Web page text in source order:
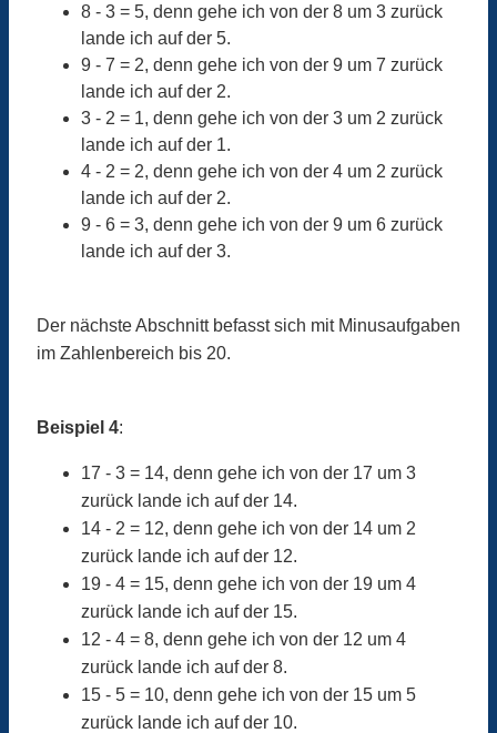
8 - 3 = 5, denn gehe ich von der 8 um 3 zurück
lande ich auf der 5.
9 - 7 = 2, denn gehe ich von der 9 um 7 zurück
lande ich auf der 2.
3 - 2 = 1, denn gehe ich von der 3 um 2 zurück
lande ich auf der 1.
4 - 2 = 2, denn gehe ich von der 4 um 2 zurück
lande ich auf der 2.
9 - 6 = 3, denn gehe ich von der 9 um 6 zurück
lande ich auf der 3.
Der nächste Abschnitt befasst sich mit Minusaufgaben
im Zahlenbereich bis 20.
Beispiel 4:
17 - 3 = 14, denn gehe ich von der 17 um 3
zurück lande ich auf der 14.
14 - 2 = 12, denn gehe ich von der 14 um 2
zurück lande ich auf der 12.
19 - 4 = 15, denn gehe ich von der 19 um 4
zurück lande ich auf der 15.
12 - 4 = 8, denn gehe ich von der 12 um 4
zurück lande ich auf der 8.
15 - 5 = 10, denn gehe ich von der 15 um 5
zurück lande ich auf der 10.